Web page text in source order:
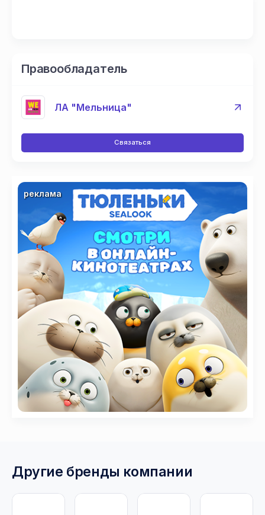
Правообладатель
ЛА "Мельница"
Связаться
реклама
Другие бренды компании